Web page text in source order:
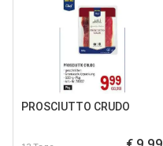
PROSCIUTTO CRUDO